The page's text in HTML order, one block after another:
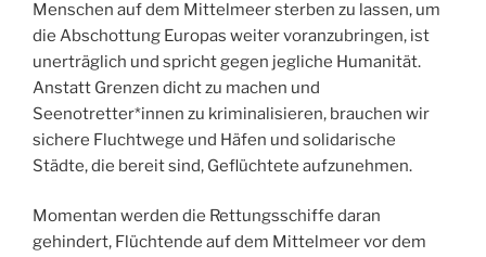
Menschen auf dem Mittelmeer sterben zu lassen, um
die Abschottung Europas weiter voranzubringen, ist
unerträglich und spricht gegen jegliche Humanität.
Anstatt Grenzen dicht zu machen und
Seenotretter*innen zu kriminalisieren, brauchen wir
sichere Fluchtwege und Häfen und solidarische
Städte, die bereit sind, Geflüchtete aufzunehmen.
Momentan werden die Rettungsschiffe daran
gehindert, Flüchtende auf dem Mittelmeer vor dem